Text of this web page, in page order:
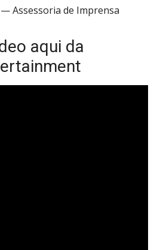
Assessoria de Imprensa
aqui da